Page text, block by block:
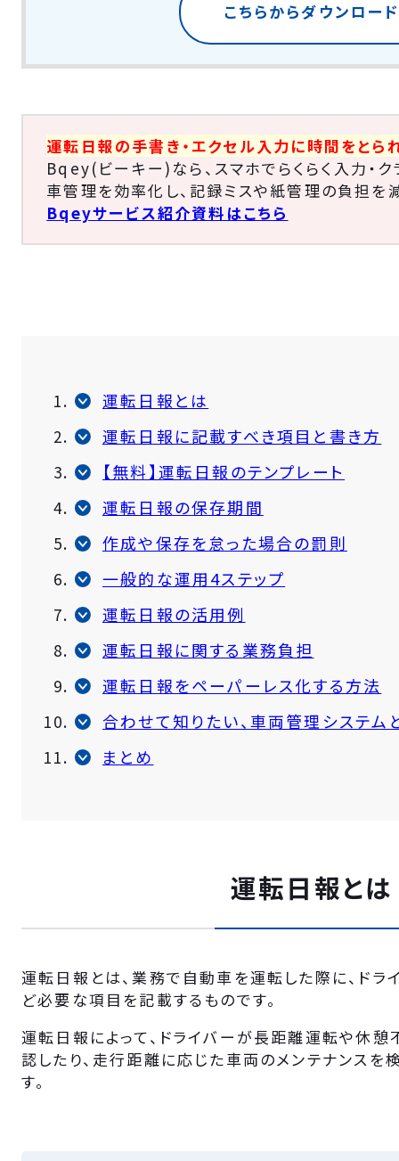
こちらからダウンロード
運転日報の手書き・エクセル入力に時間をとら
Bqey(ビーキー)なら、スマホでらくらく入力・
車管理を効率化し、記録ミスや紙管理の負担を
Bqeyサービス紹介資料はこちら
運転日報とは
運転日報に記載すべき項目と書き方
【無料】運転日報のテンプレート
運転日報の保存期間
作成や保存を怠った場合の罰則
一般的な運用4ステップ
運転日報の活用例
運転日報に関する業務負担
運転日報をペーパーレス化する方法
合わせて知りたい、車両管理システム
まとめ
運転日報とは
運転日報とは、業務で自動車を運転した際に、ド
ど必要な項目を記載するものです。
運転日報によって、ドライバーが長距離運転や休
認したり、走行距離に応じた車両のメンテナンスを
す。